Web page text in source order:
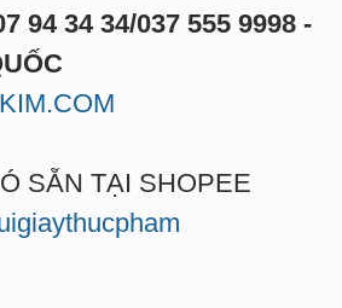
94 34 34/037 555 9998 -
SẴN TẠI SHOPEE